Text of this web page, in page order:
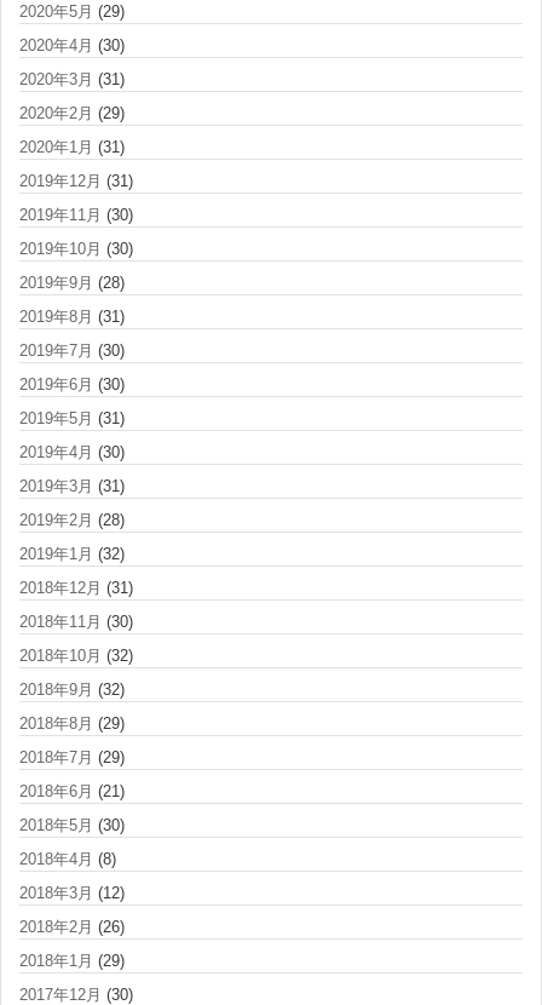
2020年5月 (29)
2020年4月 (30)
2020年3月 (31)
2020年2月 (29)
2020年1月 (31)
2019年12月 (31)
2019年11月 (30)
2019年10月 (30)
2019年9月 (28)
2019年8月 (31)
2019年7月 (30)
2019年6月 (30)
2019年5月 (31)
2019年4月 (30)
2019年3月 (31)
2019年2月 (28)
2019年1月 (32)
2018年12月 (31)
2018年11月 (30)
2018年10月 (32)
2018年9月 (32)
2018年8月 (29)
2018年7月 (29)
2018年6月 (21)
2018年5月 (30)
2018年4月 (8)
2018年3月 (12)
2018年2月 (26)
2018年1月 (29)
2017年12月 (30)